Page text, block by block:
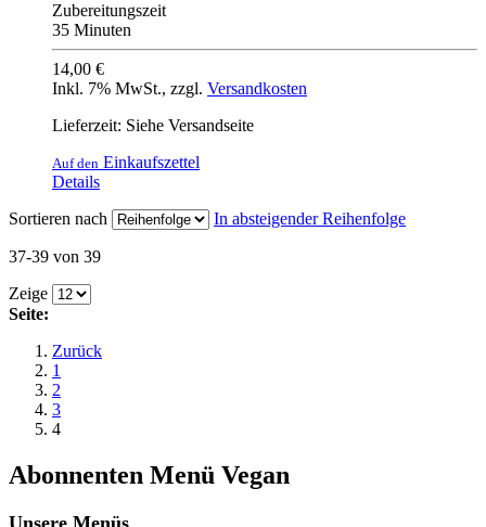
Zubereitungszeit
35 Minuten
14,00 €
Inkl. 7% MwSt., zzgl. Versandkosten
Lieferzeit: Siehe Versandseite
Auf den Einkaufszettel
Details
Sortieren nach
In absteigender Reihenfolge
37-39 von 39
Zeige
Seite:
Zurück
1
2
3
4
Abonnenten Menü Vegan